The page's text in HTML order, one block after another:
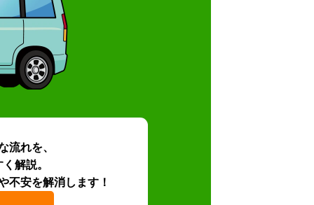
流れを、
解説。
不安を解消します！